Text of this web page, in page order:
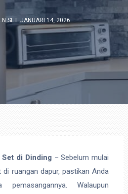
SET JANUARI 14, 2026
Set di Dinding – Sebelum mulai
ruangan dapur, pastikan Anda
Walaupun